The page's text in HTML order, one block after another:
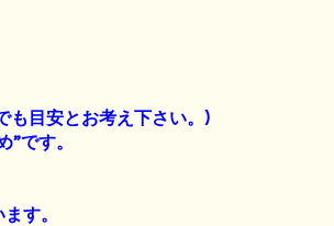
も目安とお考え下さい。)
”です。
す。